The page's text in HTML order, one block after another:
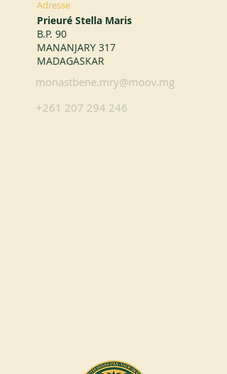
Adresse
Prieuré Stella Maris
B.P. 90
MANANJARY 317
MADAGASKAR
monastbene.mry@moov.mg
+261 207 294 246